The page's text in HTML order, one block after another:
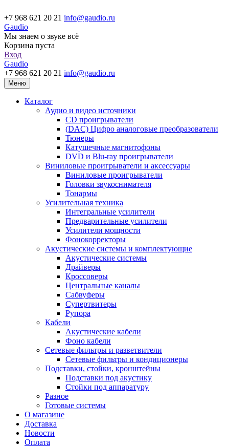
+7 968 621 20 21 info@gaudio.ru
Gaudio
Мы знаем о звуке всё
Корзина пуста
Вход
Gaudio
+7 968 621 20 21 info@gaudio.ru
Меню
Каталог
Аудио и видео источники
CD проигрыватели
(DAC) Цифро аналоговые преобразователи
Тюнеры
Катушечные магнитофоны
DVD и Blu-ray проигрыватели
Виниловые проигрыватели и аксессуары
Виниловые проигрыватели
Головки звукоснимателя
Тонармы
Усилительная техника
Интегральные усилители
Предварительные усилители
Усилители мощности
Фонокорректоры
Акустические системы и комплектующие
Акустические системы
Драйверы
Кроссоверы
Центральные каналы
Сабвуферы
Супертвитеры
Рупора
Кабели
Акустические кабели
Фоно кабели
Сетевые фильтры и разветвители
Сетевые фильтры и кондиционеры
Подставки, стойки, кронштейны
Подставки под акустику
Стойки под аппаратуру
Разное
Готовые системы
О магазине
Доставка
Новости
Оплата